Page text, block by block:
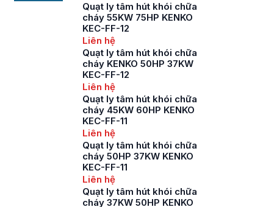
Quạt ly tâm hút khói chữa
cháy 55KW 75HP KENKO
KEC-FF-12
Liên hệ
Quạt ly tâm hút khói chữa
cháy KENKO 50HP 37KW
KEC-FF-12
Liên hệ
Quạt ly tâm hút khói chữa
cháy 45KW 60HP KENKO
KEC-FF-11
Liên hệ
Quạt ly tâm hút khói chữa
cháy 50HP 37KW KENKO
KEC-FF-11
Liên hệ
Quạt ly tâm hút khói chữa
cháy 37KW 50HP KENKO